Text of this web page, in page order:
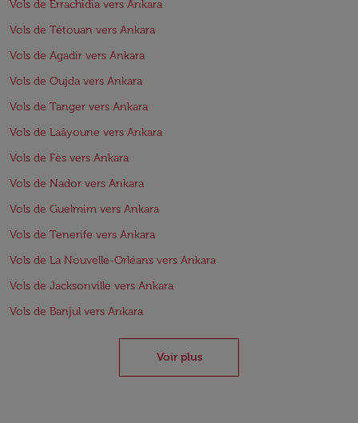
Vols de Errachidia vers Ankara
Vols de Tétouan vers Ankara
Vols de Agadir vers Ankara
Vols de Oujda vers Ankara
Vols de Tanger vers Ankara
Vols de Laâyoune vers Ankara
Vols de Fès vers Ankara
Vols de Nador vers Ankara
Vols de Guelmim vers Ankara
Vols de Tenerife vers Ankara
Vols de La Nouvelle-Orléans vers Ankara
Vols de Jacksonville vers Ankara
Vols de Banjul vers Ankara
Voir plus